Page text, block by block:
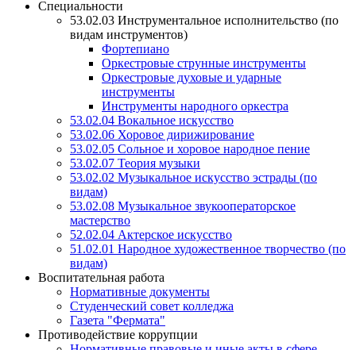
Специальности
53.02.03 Инструментальное исполнительство (по
видам инструментов)
Фортепиано
Оркестровые струнные инструменты
Оркестровые духовые и ударные
инструменты
Инструменты народного оркестра
53.02.04 Вокальное искусство
53.02.06 Хоровое дирижирование
53.02.05 Сольное и хоровое народное пение
53.02.07 Теория музыки
53.02.02 Музыкальное искусство эстрады (по
видам)
53.02.08 Музыкальное звукооператорское
мастерство
52.02.04 Актерское искусство
51.02.01 Народное художественное творчество (по
видам)
Воспитательная работа
Нормативные документы
Студенческий совет колледжа
Газета "Фермата"
Противодействие коррупции